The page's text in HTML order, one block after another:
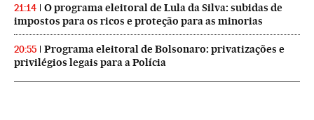
21:14
O programa eleitoral de Lula da Silva: subidas de
impostos para os ricos e proteção para as minorias
20:55
Programa eleitoral de Bolsonaro: privatizações e
privilégios legais para a Polícia